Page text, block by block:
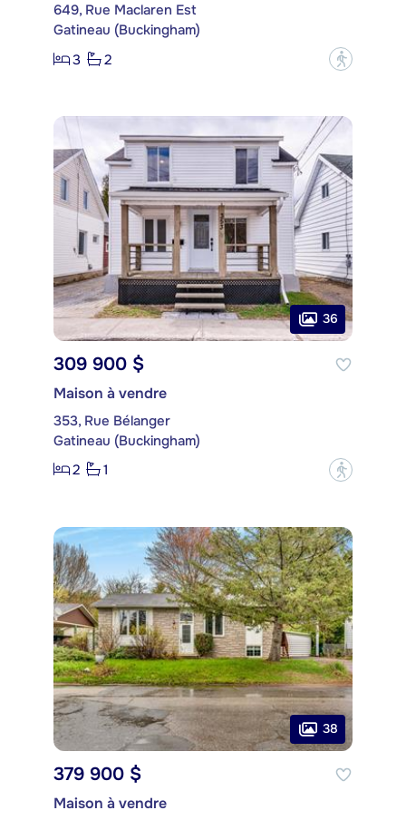
649, Rue Maclaren Est
Gatineau (Buckingham)
3
2 ?
36
309 900 $
Maison à vendre
353, Rue Bélanger
Gatineau (Buckingham)
2
1 ?
38
379 900 $
Maison à vendre